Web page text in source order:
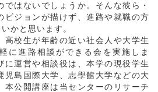
ではないでしょうか。そんな彼ら・
ビジョンが描けず、進路や就職の方
かと思います。
高校生が年齢の近い社会人や大学生
に進路相談ができる会を実施しま
に運営や相談役は、本学の現役学生
児島国際大学、志學館大学などの大
本公開講座は当センターのリサーチ